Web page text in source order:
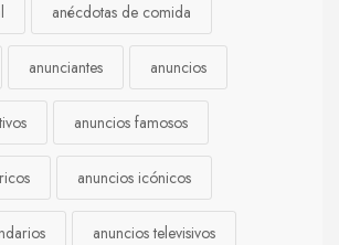
anécdotas de comida
anunciantes anuncios
anuncios famosos
anuncios icónicos
anuncios televisivos